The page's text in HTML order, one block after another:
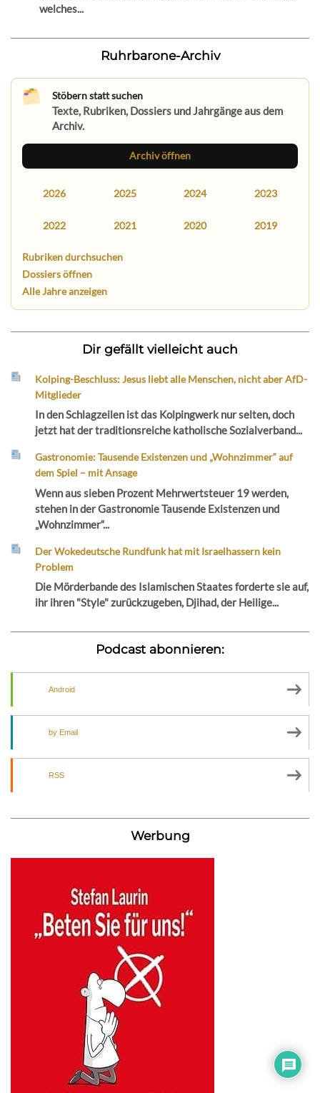
welches...
Ruhrbarone-Archiv
Stöbern statt suchen
Texte, Rubriken, Dossiers und Jahrgänge aus dem
Archiv.
Archiv öffnen
2026 2025 2024 2023
2022 2021 2020 2019
Rubriken durchsuchen
Dossiers öffnen
Alle Jahre anzeigen
Dir gefällt vielleicht auch
Kolping-Beschluss: Jesus liebt alle Menschen, nicht aber AfD-
Mitglieder
In den Schlagzeilen ist das Kolpingwerk nur selten, doch
jetzt hat der traditionsreiche katholische Sozialverband...
Gastronomie: Tausende Existenzen und „Wohnzimmer“ auf
dem Spiel – mit Ansage
Wenn aus sieben Prozent Mehrwertsteuer 19 werden,
stehen in der Gastronomie Tausende Existenzen und
„Wohnzimmer“...
Der Wokedeutsche Rundfunk hat mit Israelhassern kein
Problem
Die Mörderbande des Islamischen Staates forderte sie auf,
ihr ihren "Style" zurückzugeben, Djihad, der Heilige...
Podcast abonnieren:
Android
by Email
RSS
Werbung